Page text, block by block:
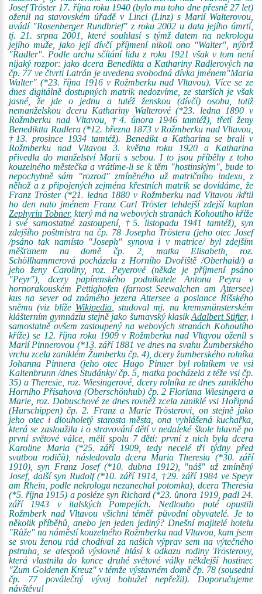
Josef Tröster 17. října roku 1940 (bylo mu toho dne přesně 27 let)
oženil na stavovském úřadě v Linci (Linz) s Marií Walterovou,
uvádí "Rosenberger Rundbrief" z roku 2002 u data jejího úmrtí,
tj. 21. srpna 2001, které souhlasí s týmž datem na nekrologu
jejího muže, jako její dívčí příjmení nikoli ono "Walter", nýbrž
"Radler". Podle archu sčítání lidu z roku 1921 však v tom není
nijaký rozpor: jako dcera Benedikta a Kathariny Radlerových na
čp. 77 ve čtvrti Latrán je uvedena svobodná dívka jménem"Maria
Walter" (*23. října 1916 v Rožmberku nad Vltavou). Více se ze
dnes digitálně dostupných matrik nedozvíme, ze starších je však
jasné, že jde o jednu a tutéž ženskou (dívčí) osobu, totiž
nemanželskou dceru Kathariny Walterové (*23. ledna 1890 v
Rožmberku nad Vltavou, †4. února 1946 tamtéž), třetí ženy
Benediktta Radlera (*12. března 1873 v Rožmberku nad Vltavou,
†13. prosince 1934 tamtéž). Benedikt a Katharina se brali v
Rožmberku nad Vltavou 3. května roku 1920 a Katharina
přivedla do manželství Marii s sebou. I to jsou příběhy z toho
kouzelného městečka a vrátíme-li se k těm "hostinským", bude to
nepochybně sám "rozrod" zmíněného už matričního indexu, z
něhož a z připojených zejména křestních matrik se dovídáme, že
Franz Tröster (*21. ledna 1880 v Rožmberku nad Vltavou /křtil
ho den nato jménem Franz Carl Tröster tehdejší zdejší kaplan
Zephyrin Tobner, který má na webových stranách Kohoutího kříže
i své samostatné zastoupení, †5. listopadu 1941 tamtéž), syn
zdejšího poštmistra na čp. 78 Josepha Tröstera (jeho otec Josef
/psáno tak namísto "Joseph" synova i v matrice/ byl zdejším
měšťanem na domě čp. 2, matka Elisabeth, roz.
Schöllhammerová pocházela z Horního Dvořiště /Oberhaid/) a
jeho ženy Caroliny, roz. Peyerové (někde je příjmení psáno
"Peyr"), dcery papírenského podnikatele Antona Peyra v
hornorakouském Pettighofen (farnost Seewalchen am Attersee)
kus na sever od známého jezera Attersee a poslance Říšského
sněmu (viz blíže Wikipedia, studoval mj. na kremsmünsterském
klášterním gymnáziu stejně jako šumavský klasikAdalbert Stifter, i
samostatně ovšem zastoupený na webových stranách Kohoutího
kříže) se 12. října roku 1909 v Rožmberku nad Vltavou oženil s
Marií Pinnerovou (*13. září 1881 ve dnes na svahu Žumberského
vrchu zcela zaniklém Žumberku čp. 4), dcery žumberského rolníka
Johanna Pinnera (jeho otec Hugo Pinner byl rolníkem ve vsi
Kaltenbrunn /dnes Studánky/ čp. 5, matka pocházela z téže vsi čp.
35) a Theresie, roz. Wiesingerové, dcery rolníka ze dnes zaniklého
Horního Přísahova (Oberschönhub) čp. 2 Floriana Wiesingera a
Marie, roz. Dobuschové ze dnes rovněž zcela zaniklé vsi Hořipná
(Hurschippen) čp. 2. Franz a Marie Trösterovi, on stejně jako
jeho otec i dlouholetý starosta města, ona vyhlášená kuchařka,
která se zasloužila i o stravování dětí v nedaleké škole hlavně po
první světové válce, měli spolu 7 dětí: první z nich byla dcera
Karoline Maria (*25. září 1909, tedy necelé tři týdny před
svatbou rodičů), následovala dcera Maria Theresia (*30. září
1910), syn Franz Josef (*10. dubna 1912), "náš" už zmíněný
Josef, další syn Rudolf (*10. září 1914, †29. září 1984 ve Speyr
am Rhein, podle nekrologu nezanechal potomka), dcera Theresia
(*5. října 1915) a posléze syn Richard (*23. ůnora 1919, padl 24.
září 1943 v italských Pompejích. Nedlouho poté opustili
Rožmberk nad Vltavou všichni téměř původní obyvatelé. Je to
několik příběhů, anebo jen jeden jediný? Dnešní majitelé hotelu
"Růže" na náměstí kouzelného Rožmberka nad Vltavou, kam jsem
se svou ženou rád chodíval za našich výprav sem na výtečného
pstruha, se alespoň výslovně hlásí k odkazu rodiny Trösterovy,
která vlastnila do konce druhé světové války někdejší hostinec
"Zum Goldenen Kreuz" v témže výstavném domě čp. 78 (sousední
čp. 77 poválečný vývoj bohužel nepřežil). Doporučujeme
návštěvu!